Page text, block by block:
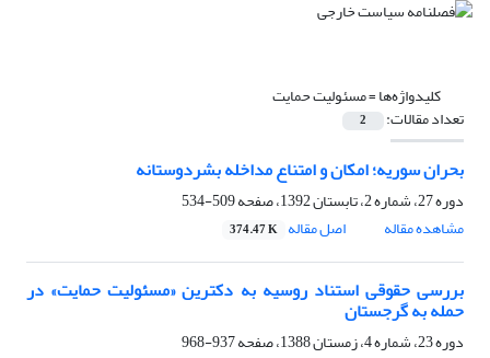
کلیدواژه‌ها =مسئولیت حمایت
تعداد مقالات: 2
بحران سوریه؛ امکان و امتناع مداخله بشردوستانه
دوره 27، شماره 2، تابستان 1392، صفحه
509-534
مشاهده مقاله
اصل مقاله 374.47 K
بررسی حقوقی استناد روسیه به دکترین ‏«مسئولیت حمایت» در
حمله به گرجستان ‏
دوره 23، شماره 4، زمستان 1388، صفحه
937-968